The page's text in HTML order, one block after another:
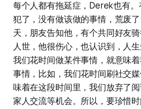
每个人都有拖延症，Derek也有
犯了，没有做该做的事情，荒废
天，朋友告知他，有个共同好友
人世，他很伤心，也认识到，人
我们花时间做某件事情，就意味
事情，比如，我们花时间刷社交
味着在这段时间里，我们放弃了
家人交流等机会。所以，要珍惜